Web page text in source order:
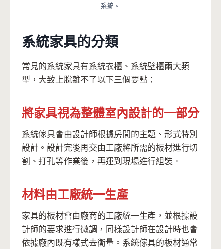
系統。
系統家具的分類
常見的系統家具有系統衣櫃、系統壁櫃兩大類
型，大致上脫離不了以下三個要點：
將家具視為整體室內設計的一部分
系統傢具會由設計師根據房間的主題、形式特別
設計。設計完後再交由工廠將所需的板材進行切
割、打孔等作業後，再運到現場進行組裝。
材料由工廠統一生產
家具的板材會由廠商的工廠統一生產，並根據設
計師的要求進行微調，同樣設計師在設計時也會
依據廠內既有樣式去衡量。系統傢具的板材通常